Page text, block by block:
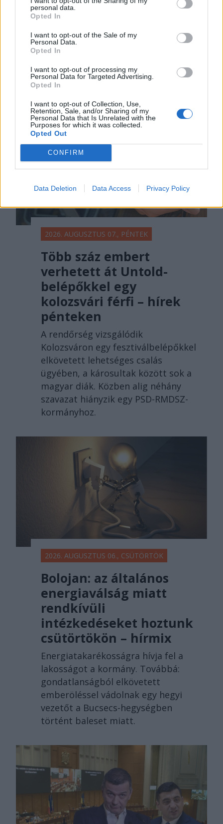
personal data.
Opted In
I want to opt-out of the Sale of my
Personal Data.
Opted In
I want to opt-out of processing my
Personal Data for Targeted Advertising.
Opted In
I want to opt-out of Collection, Use,
Retention, Sale, and/or Sharing of my
Personal Data that Is Unrelated with the
Purposes for which it was collected.
Opted Out
CONFIRM
Data Deletion Data Access Privacy Policy
Rohamtempóban kellene
energiatároló kapacitását, ha nem
akar blackoutot a közeljövőben.
Románia légtere felől érkező drón
robbant fel Bulgáriában, nem
messze a határtól.
2026. AUGUSZTUS 07., PÉNTEK
Több száz embert
verhetett át Untold-
belépőkkel egy
kolozsvári férfi – hírek
pénteken
A rendőrség vizsgálódik
Kolozsváron egy fesztiválbelépőkkel
elkövetett lehetséges csalás
ügyében, a károsultak között sok a
magyar diák. Közben alig néhány
szavazat hiányzik egy PSD-RMDSZ-
kormányhoz.
2026. AUGUSZTUS 06., CSÜTÖRTÖK
Bolojan: az általános
energiaválság miatt
rendkívüli
intézkedéseket hoztunk
csütörtökön – hírmix
Energiatakarékosságra hívja fel a
lakosságot a kormány. Továbbá:
gondatlanságból elkövetett
emberöléssel vádolnak egy hegyi
vezetőt a Bucsecs-hegységben
történt baleset miatt.